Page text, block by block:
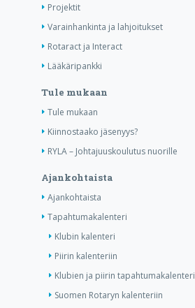
Projektit
Varainhankinta ja lahjoitukset
Rotaract ja Interact
Lääkäripankki
Tule mukaan
Tule mukaan
Kiinnostaako jäsenyys?
RYLA – Johtajuuskoulutus nuorille
Ajankohtaista
Ajankohtaista
Tapahtumakalenteri
Klubin kalenteri
Piirin kalenteriin
Klubien ja piirin tapahtumakalenteri
Suomen Rotaryn kalenteriin